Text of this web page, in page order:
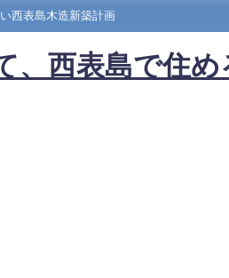
西表島木造新築計画
、西表島で住